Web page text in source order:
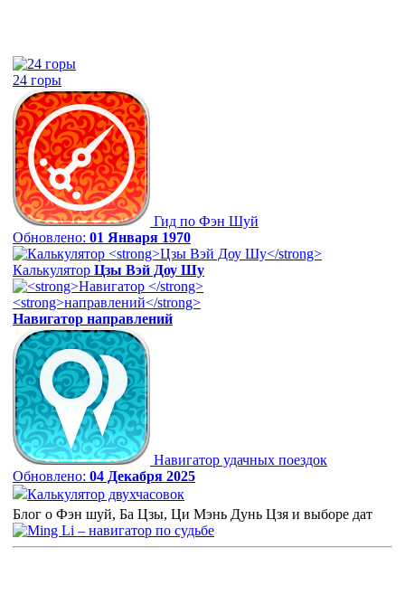
24 горы
Гид по Фэн Шуй
Обновлено: 01 Января 1970
Калькулятор Цзы Вэй Доу Шу
Навигатор направлений
Навигатор удачных поездок
Обновлено: 04 Декабря 2025
Калькулятор двухчасовок
Блог о Фэн шуй, Ба Цзы, Ци Мэнь Дунь Цзя и выборе дат